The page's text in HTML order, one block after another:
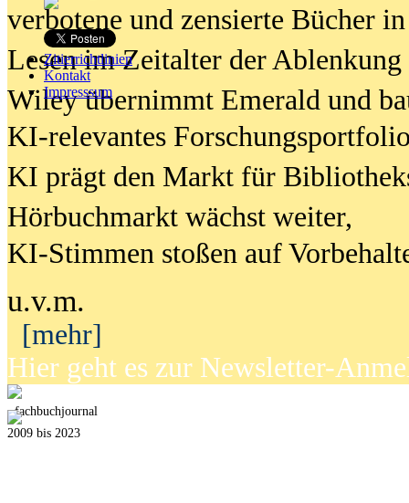
Zitierrichtlinien
Kontakt
Impresssum
verbotene und zensierte Bücher
Lesen im Zeitalter der Ablenkung
Wiley übernimmt Emerald und
KI-relevantes
KI prägt den Markt für
Hörbuchmarkt wächst weiter,
KI-Stimmen stoßen auf
u.v.m.
[mehr]
Hier geht es zur Newsletter-
fachbuchjournal
2009 bis 2023